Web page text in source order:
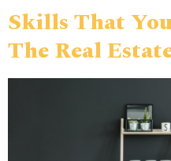
Skills That
The Real